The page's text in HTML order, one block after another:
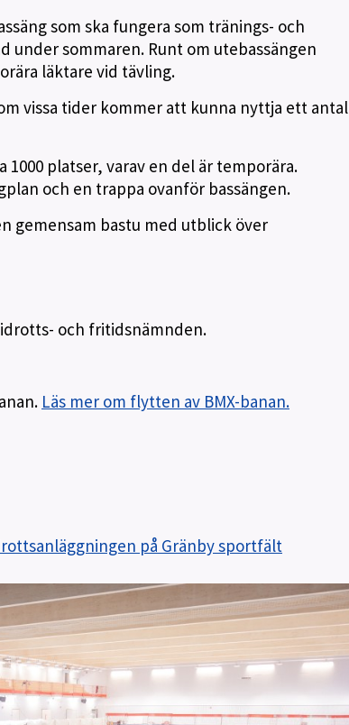
som ska fungera som tränings- och
under sommaren. Runt om utebassängen
läktare vid tävling.
vissa tider kommer att kunna nyttja ett antal
platser, varav en del är temporära.
och en trappa ovanför bassängen.
gemensam bastu med utblick över
och fritidsnämnden.
Läs mer om flytten av BMX-banan.
på Gränby sportfält